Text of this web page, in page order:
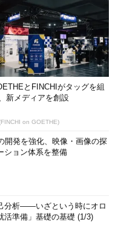
とFINCHIがタッグを組
新メディアを創設
on GOETHE)
開発を強化、映像・画像の探
ション体系を整備
分析――いざという時にオロ
活準備」基礎の基礎 (1/3)